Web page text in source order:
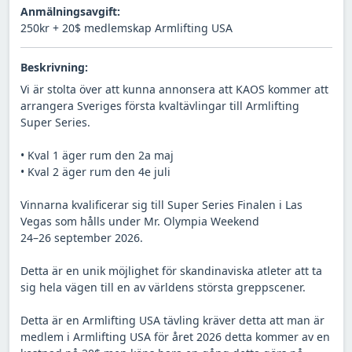
Anmälningsavgift:
250kr + 20$ medlemskap Armlifting USA
Beskrivning:
Vi är stolta över att kunna annonsera att KAOS kommer att
arrangera Sveriges första kvaltävlingar till Armlifting
Super Series.
• Kval 1 äger rum den 2a maj
• Kval 2 äger rum den 4e juli
Vinnarna kvalificerar sig till Super Series Finalen i Las
Vegas som hålls under Mr. Olympia Weekend
24–26 september 2026.
Detta är en unik möjlighet för skandinaviska atleter att ta
sig hela vägen till en av världens största greppscener.
Detta är en Armlifting USA tävling kräver detta att man är
medlem i Armlifting USA för året 2026 detta kommer av en